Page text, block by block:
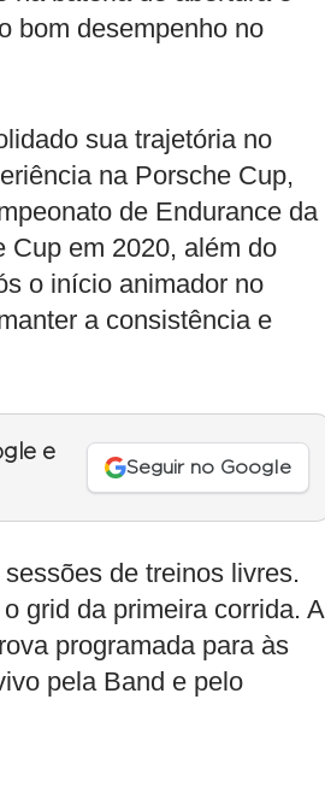
bom desempenho no
sua trajetória no
na Porsche Cup,
de Endurance da
Cup em 2020, além do
o início animador no
a consistência e
e
Seguir no Google
de treinos livres.
grid da primeira corrida. A
programada para às
pela Band e pelo